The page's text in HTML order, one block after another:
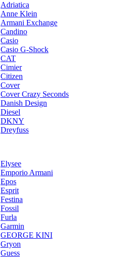
Adriatica
Anne Klein
Armani Exchange
Candino
Casio
Casio G-Shock
CAT
Cimier
Citizen
Cover
Cover Crazy Seconds
Danish Design
Diesel
DKNY
Dreyfuss
Elysee
Emporio Armani
Epos
Esprit
Festina
Fossil
Furla
Garmin
GEORGE KINI
Gryon
Guess